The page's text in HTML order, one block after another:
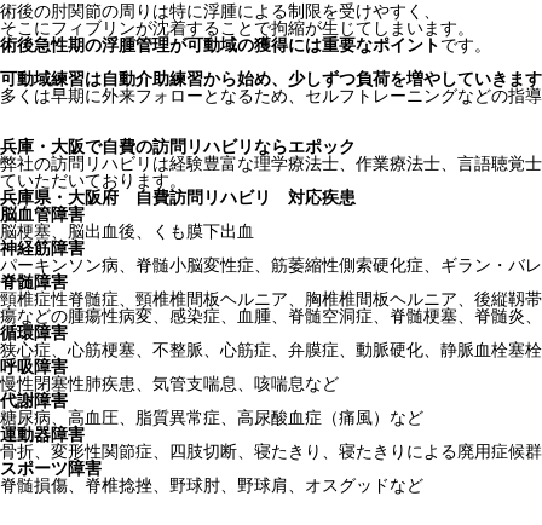
術後の肘関節の周りは特に浮腫による制限を受けやすく、
そこにフィブリンが沈着することで拘縮が生じてしまいます。
術後急性期の浮腫管理が可動域の獲得には重要なポイントです。
可動域練習は自動介助練習から始め、少しずつ負荷を増やしていきま
多くは早期に外来フォローとなるため、セルフトレーニングなどの指
兵庫・大阪で自費の訪問リハビリならエポック
弊社の訪問リハビリは経験豊富な理学療法士、作業療法士、言語聴覚
ていただいております。
兵庫県・大阪府 自費訪問リハビリ 対応疾患
脳血管障害
脳梗塞、脳出血後、くも膜下出血
神経筋障害
パーキンソン病、脊髄小脳変性症、筋萎縮性側索硬化症、ギラン・バ
脊髄障害
頸椎症性脊髄症、頸椎椎間板ヘルニア、胸椎椎間板ヘルニア、後縦靱
瘍などの腫瘍性病変、感染症、血腫、脊髄空洞症、脊髄梗塞、脊髄炎
循環障害
狭心症、心筋梗塞、不整脈、心筋症、弁膜症、動脈硬化、静脈血栓塞
呼吸障害
慢性閉塞性肺疾患、気管支喘息、咳喘息など
代謝障害
糖尿病、高血圧、脂質異常症、高尿酸血症（痛風）など
運動器障害
骨折、変形性関節症、四肢切断、寝たきり、寝たきりによる廃用症候
スポーツ障害
脊髄損傷、脊椎捻挫、野球肘、野球肩、オスグッドなど